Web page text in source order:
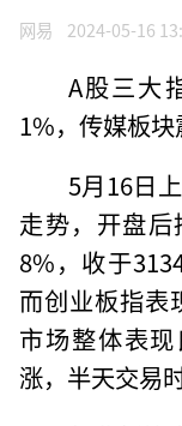
网易 2024-05-16
A股三大
1%，传媒板
5月16日
走势，开盘
8%，收于
而创业板指表
市场整体表
涨，半天交易